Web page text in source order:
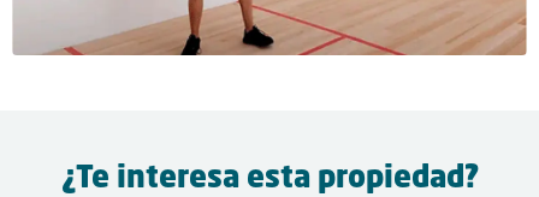
¿Te interesa esta propiedad?